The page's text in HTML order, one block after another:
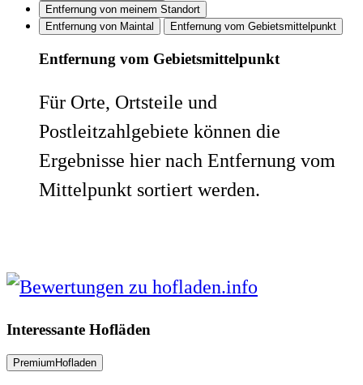
Entfernung von meinem Standort
Entfernung von Maintal
Entfernung vom Gebietsmittelpunkt
Entfernung vom Gebietsmittelpunkt
Für Orte, Ortsteile und
Postleitzahlgebiete können die
Ergebnisse hier nach Entfernung vom
Mittelpunkt sortiert werden.
Interessante Hofläden
PremiumHofladen